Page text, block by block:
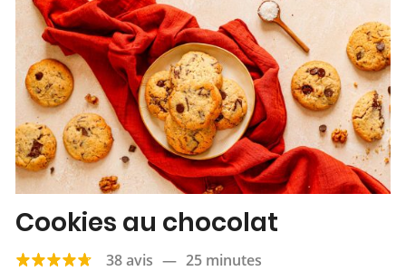
Cookies au chocolat
38 avis — 25 minutes